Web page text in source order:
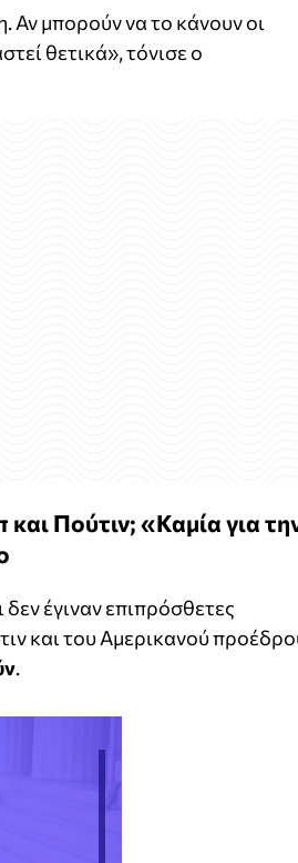
Αν μπορούν να το κάνουν οι
θετικά», τόνισε ο
και Πούτιν; «Καμία για
έγιναν επιπρόσθετες
και του Αμερικανού
.